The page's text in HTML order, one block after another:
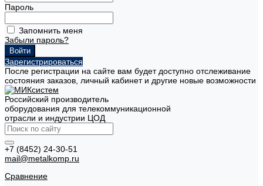
Пароль
Запомнить меня
Забыли пароль?
Зарегистрироваться
После регистрации на сайте вам будет доступно отслеживание
состояния заказов, личный кабинет и другие новые возможности
Российский производитель
оборудования для телекоммуникационной
отрасли и индустрии ЦОД
+7 (8452) 24-30-51
mail@metalkomp.ru
Сравнение